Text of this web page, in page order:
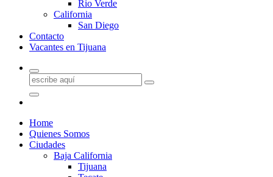
Rio Verde
California
San Diego
Contacto
Vacantes en Tijuana
Home
Quienes Somos
Ciudades
Baja California
Tijuana